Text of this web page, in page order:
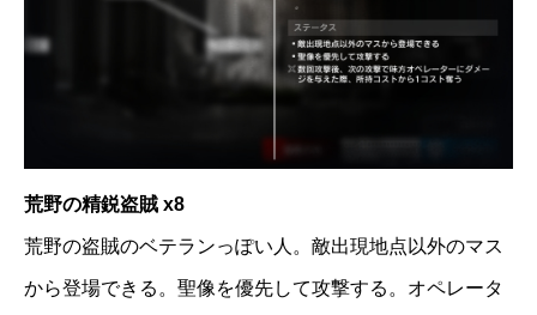
荒野の精鋭盗賊 x8
荒野の盗賊のベテランっぽい人。敵出現地点以外のマス
から登場できる。聖像を優先して攻撃する。オペレータ